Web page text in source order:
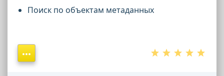
Поиск по объектам метаданных